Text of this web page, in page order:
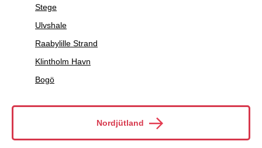
Stege
Ulvshale
Raabylille Strand
Klintholm Havn
Bogö
Nordjütland